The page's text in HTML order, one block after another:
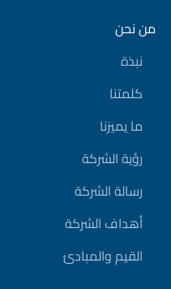
من نحن
نبذة
كلمتنا
ما يميزنا
رؤية الشركة
رسالة الشركة
أهداف الشركة
القيم والمبادئ